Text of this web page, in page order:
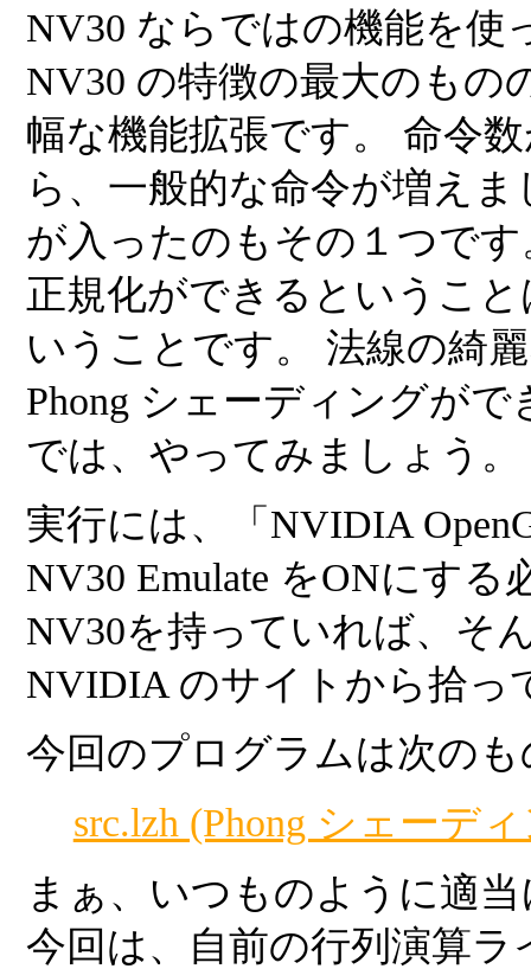
NV30 ならではの機能を使
NV30 の特徴の最大のもの
幅な機能拡張です。 命令
ら、一般的な命令が増え
が入ったのもその１つです
正規化ができるというこ
いうことです。 法線の綺
Phong シェーディングが
では、やってみましょう。
実行には、「NVIDIA
NV30 Emulate をONにす
NV30を持っていれば、そ
NVIDIA のサイトから拾っ
今回のプログラムは次の
src.lzh (Phong シェーデ
まぁ、いつものように適
今回は、自前の行列演算